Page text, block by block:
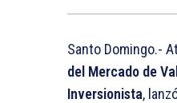
Santo Domingo.-
del Mercado de
Inversionista,